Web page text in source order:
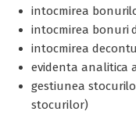
intocmirea
intocmirea bonuri
intocmirea
evidenta analitica
gestiunea
stocurilor)